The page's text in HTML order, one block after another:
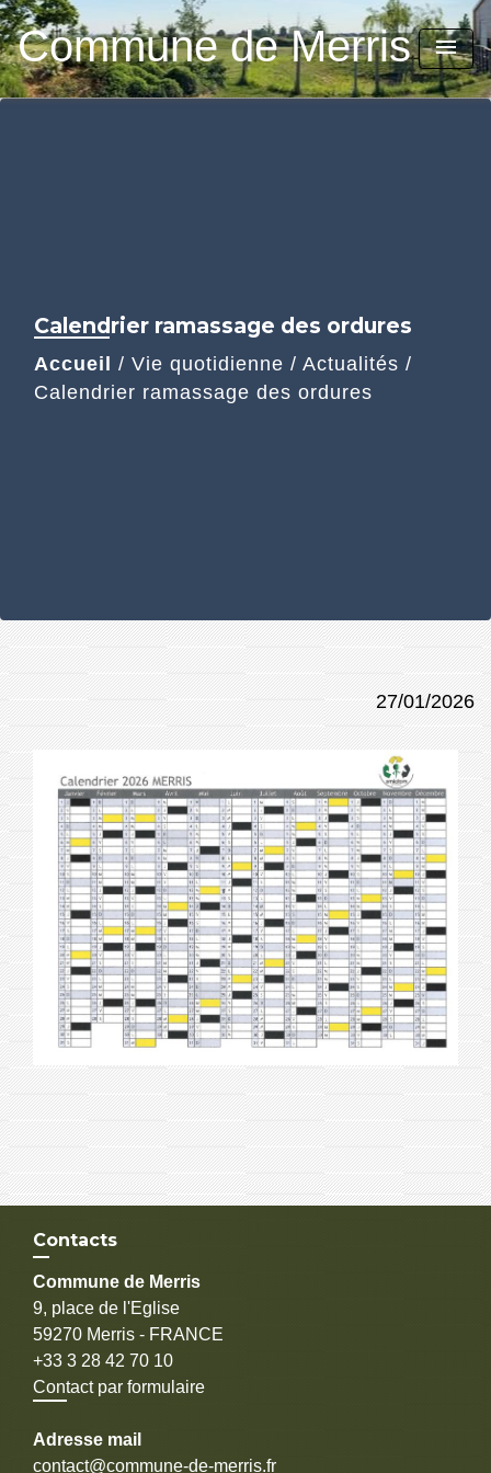
Commune de Merris menu
Calendrier ramassage des ordures
Accueil / Vie quotidienne / Actualités /
Calendrier ramassage des ordures
27/01/2026
Contacts
Commune de Merris
9, place de l'Eglise
59270 Merris - FRANCE
+33 3 28 42 70 10
Contact par formulaire
Adresse mail
contact@commune-de-merris.fr